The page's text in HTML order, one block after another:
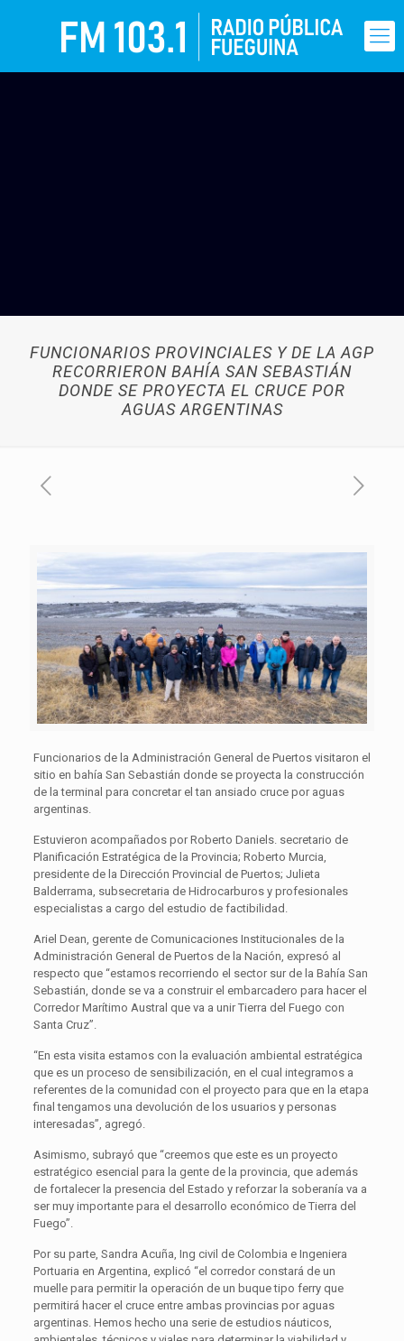
FUNCIONARIOS PROVINCIALES Y DE LA AGP
RECORRIERON BAHÍA SAN SEBASTIÁN
DONDE SE PROYECTA EL CRUCE POR
AGUAS ARGENTINAS
Funcionarios de la Administración General de Puertos visitaron el
sitio en bahía San Sebastián donde se proyecta la construcción
de la terminal para concretar el tan ansiado cruce por aguas
argentinas.
Estuvieron acompañados por Roberto Daniels. secretario de
Planificación Estratégica de la Provincia; Roberto Murcia,
presidente de la Dirección Provincial de Puertos; Julieta
Balderrama, subsecretaria de Hidrocarburos y profesionales
especialistas a cargo del estudio de factibilidad.
Ariel Dean, gerente de Comunicaciones Institucionales de la
Administración General de Puertos de la Nación, expresó al
respecto que “estamos recorriendo el sector sur de la Bahía San
Sebastián, donde se va a construir el embarcadero para hacer el
Corredor Marítimo Austral que va a unir Tierra del Fuego con
Santa Cruz”.
“En esta visita estamos con la evaluación ambiental estratégica
que es un proceso de sensibilización, en el cual integramos a
referentes de la comunidad con el proyecto para que en la etapa
final tengamos una devolución de los usuarios y personas
interesadas”, agregó.
Asimismo, subrayó que “creemos que este es un proyecto
estratégico esencial para la gente de la provincia, que además
de fortalecer la presencia del Estado y reforzar la soberanía va a
ser muy importante para el desarrollo económico de Tierra del
Fuego”.
Por su parte, Sandra Acuña, Ing civil de Colombia e Ingeniera
Portuaria en Argentina, explicó “el corredor constará de un
muelle para permitir la operación de un buque tipo ferry que
permitirá hacer el cruce entre ambas provincias por aguas
argentinas. Hemos hecho una serie de estudios náuticos,